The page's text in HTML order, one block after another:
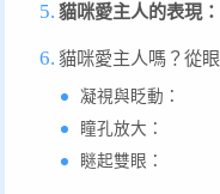
貓咪愛主人的表現
貓咪愛主人嗎？從
凝視與眨動：
瞳孔放大：
瞇起雙眼：